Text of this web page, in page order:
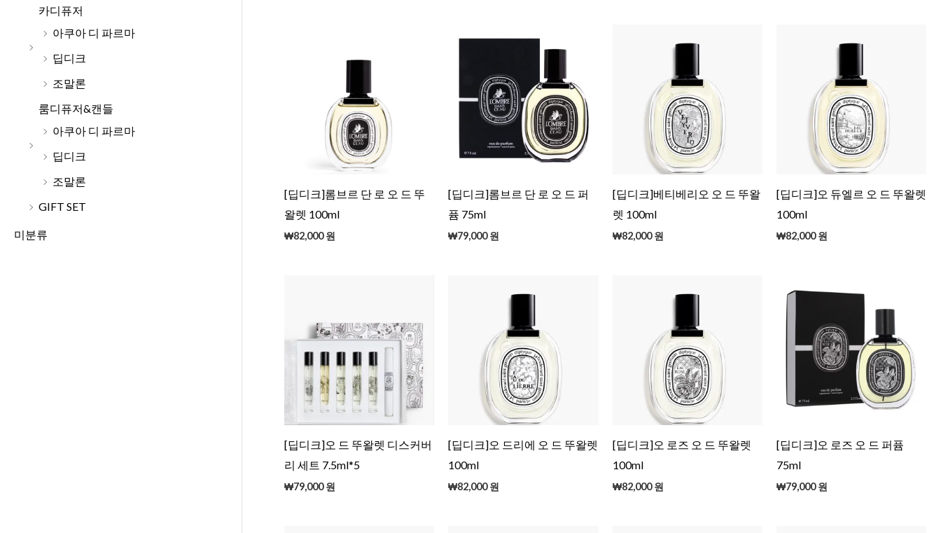
카디퓨저
아쿠아 디 파르마
딥디크
조말론
룸디퓨저&캔들
아쿠아 디 파르마
딥디크
조말론
GIFT SET
미분류
[딥디크]롬브르 단 로 오 드 뚜
왈렛 100ml
₩82,000원
[딥디크]롬브르 단 로 오 드 퍼
퓸 75ml
₩79,000원
[딥디크]베티베리오 오 드 뚜왈
렛 100ml
₩82,000원
[딥디크]오 듀엘르 오 드 뚜왈렛
100ml
₩82,000원
[딥디크]오 드 뚜왈렛 디스커버
리 세트 7.5ml*5
₩79,000원
[딥디크]오 드리에 오 드 뚜왈렛
100ml
₩82,000원
[딥디크]오 로즈 오 드 뚜왈렛
100ml
₩82,000원
[딥디크]오 로즈 오 드 퍼퓸
75ml
₩79,000원